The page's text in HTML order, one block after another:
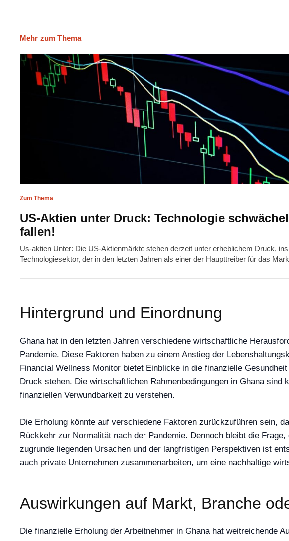
Mehr zum Thema
Zum Thema
US-Aktien unter Druck: Technologie
fallen!
Us-aktien Unter: Die US-Aktienmärkte stehen derzeit unter erheblichem Druck,
Technologiesektor, der in den letzten Jahren als einer der Haupttreiber für das
Hintergrund und Einordnung
Ghana hat in den letzten Jahren verschiedene wirtschaftliche
Pandemie. Diese Faktoren haben zu einem Anstieg der
Financial Wellness Monitor bietet Einblicke in die finanzielle
Druck stehen. Die wirtschaftlichen Rahmenbedingungen in Ghana
finanziellen Verwundbarkeit zu verstehen.
Die Erholung könnte auf verschiedene Faktoren zurückzuführen sein,
Rückkehr zur Normalität nach der Pandemie. Dennoch bleibt die
zugrunde liegenden Ursachen und der langfristigen Perspektiven ist
auch private Unternehmen zusammenarbeiten, um eine nachhaltige
Auswirkungen auf Markt, Branche
Die finanzielle Erholung der Arbeitnehmer in Ghana hat weitreichende